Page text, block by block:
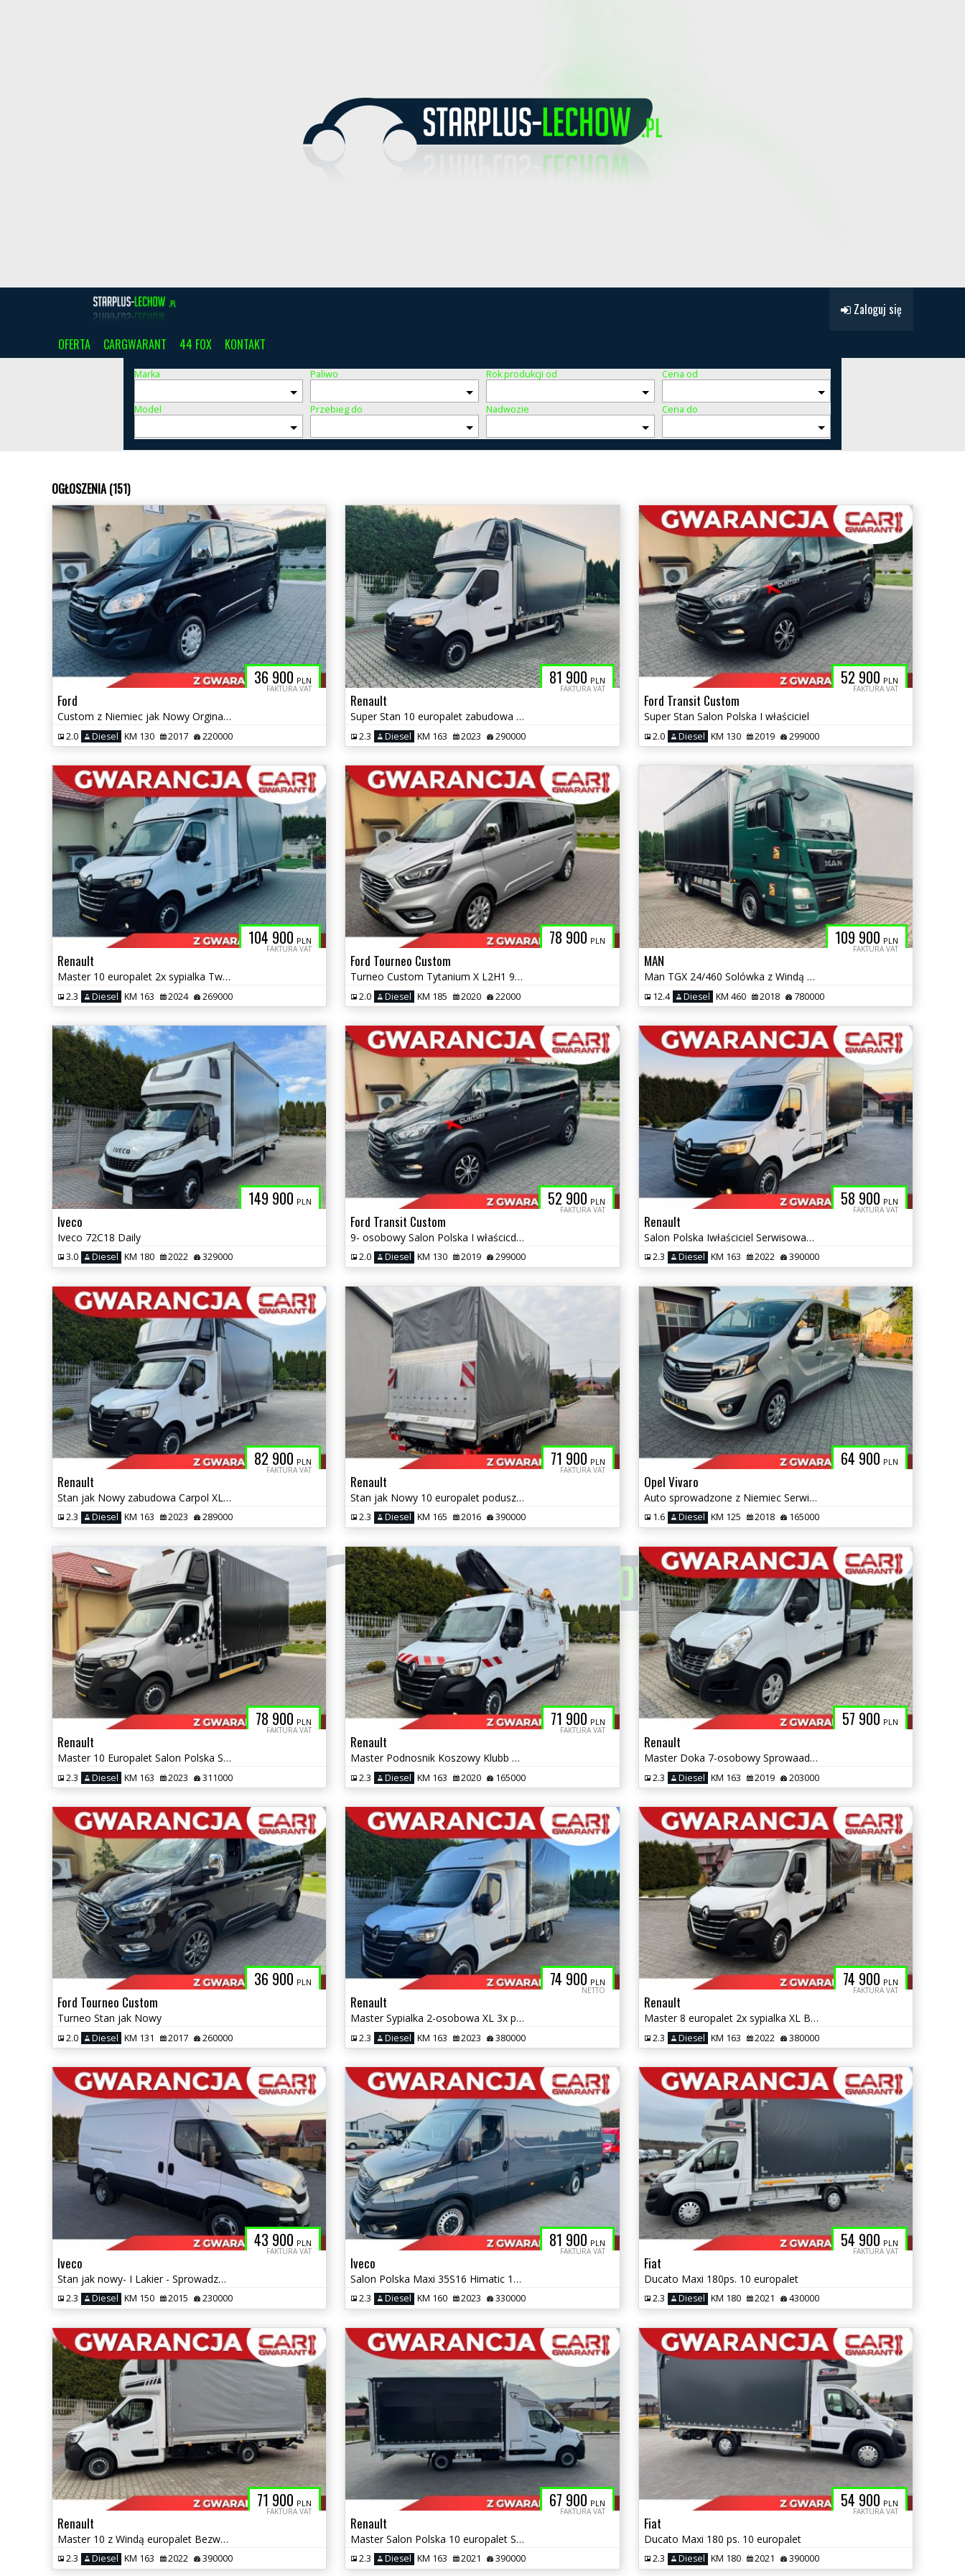
Zaloguj się
OFERTA CARGWARANT 44 FOX KONTAKT
Marka Paliwo Rok produkcji od Cena od
Model Przebieg do Nadwozie Cena do
OGŁOSZENIA (151)
36 900 PLN
FAKTURA VAT
Ford
Custom z Niemiec jak Nowy Orginalny- Lakier- Bezwypadkowy
2.0 Diesel KM 130 2017 220000
81 900 PLN
FAKTURA VAT
Renault
Super Stan 10 europalet zabudowa Carpola XL
2.3 Diesel KM 163 2023 290000
52 900 PLN
FAKTURA VAT
Ford Transit Custom
Super Stan Salon Polska I właściciel
2.0 Diesel KM 130 2019 299000
104 900 PLN
FAKTURA VAT
Renault
Master 10 europalet 2x sypialka Twin-Cab
2.3 Diesel KM 163 2024 269000
78 900 PLN
Ford Tourneo Custom
Turneo Custom Tytanium X L2H1 9-osobowy Serwisowany Bezwypadkowy
2.0 Diesel KM 185 2020 22000
109 900 PLN
FAKTURA VAT
MAN
Man TGX 24/460 Solówka z Windą Bezwypaadkowy Serwisowany Doposażony
12.4 Diesel KM 460 2018 780000
149 900 PLN
Iveco
Iveco 72C18 Daily
3.0 Diesel KM 180 2022 329000
52 900 PLN
FAKTURA VAT
Ford Transit Custom
9- osobowy Salon Polska I właścicdiel
2.0 Diesel KM 130 2019 299000
58 900 PLN
FAKTURA VAT
Renault
Salon Polska Iwłaściciel Serwisowany Bezwypadkowy
2.3 Diesel KM 163 2022 390000
82 900 PLN
FAKTURA VAT
Renault
Stan jak Nowy zabudowa Carpol XL 10 eurpalet Serwisowany- Bezwypadkowy
2.3 Diesel KM 163 2023 289000
71 900 PLN
FAKTURA VAT
Renault
Stan jak Nowy 10 europalet poduszki bez adblu
2.3 Diesel KM 165 2016 390000
64 900 PLN
Opel Vivaro
Auto sprowadzone z Niemiec Serwisowane Bezwypadkowe
1.6 Diesel KM 125 2018 165000
78 900 PLN
FAKTURA VAT
Renault
Master 10 Europalet Salon Polska Sypialka XL Carpol
2.3 Diesel KM 163 2023 311000
71 900 PLN
FAKTURA VAT
Renault
Master Podnosnik Koszowy Klubb K32 12.5m Kat B DMC 3500kg.
2.3 Diesel KM 163 2020 165000
57 900 PLN
Renault
Master Doka 7-osobowy Sprowaadzony z Niemiec
2.3 Diesel KM 163 2019 203000
36 900 PLN
Ford Tourneo Custom
Turneo Stan jak Nowy
2.0 Diesel KM 131 2017 260000
74 900 PLN
NETTO
Renault
Master Sypialka 2-osobowa XL 3x podnoszona plandeka Serwisowany ASO
2.3 Diesel KM 163 2023 380000
74 900 PLN
FAKTURA VAT
Renault
Master 8 europalet 2x sypialka XL Bezwypadkowy Serwisowany
2.3 Diesel KM 163 2022 380000
43 900 PLN
FAKTURA VAT
Iveco
Stan jak nowy- I Lakier - Sprowadzony -Bez Adblu-
2.3 Diesel KM 150 2015 230000
81 900 PLN
FAKTURA VAT
Iveco
Salon Polska Maxi 35S16 Himatic 160ps.
2.3 Diesel KM 160 2023 330000
54 900 PLN
FAKTURA VAT
Fiat
Ducato Maxi 180ps. 10 europalet
2.3 Diesel KM 180 2021 430000
71 900 PLN
FAKTURA VAT
Renault
Master 10 z Windą europalet Bezwypadkowy Salonowy
2.3 Diesel KM 163 2022 390000
67 900 PLN
FAKTURA VAT
Renault
Master Salon Polska 10 europalet Sypialka XL
2.3 Diesel KM 163 2021 390000
54 900 PLN
FAKTURA VAT
Fiat
Ducato Maxi 180 ps. 10 europalet
2.3 Diesel KM 180 2021 390000